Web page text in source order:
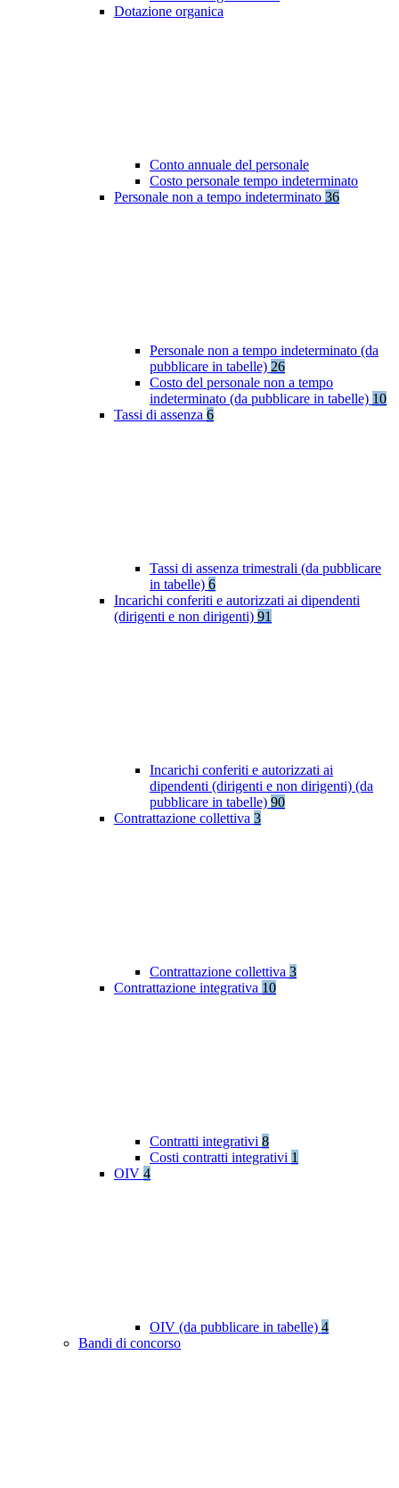
Dotazione organica
Conto annuale del personale
Costo personale tempo indeterminato
Personale non a tempo indeterminato 36
Personale non a tempo indeterminato (da
pubblicare in tabelle) 26
Costo del personale non a tempo
indeterminato (da pubblicare in tabelle) 10
Tassi di assenza 6
Tassi di assenza trimestrali (da pubblicare
in tabelle) 6
Incarichi conferiti e autorizzati ai dipendenti
(dirigenti e non dirigenti) 91
Incarichi conferiti e autorizzati ai
dipendenti (dirigenti e non dirigenti) (da
pubblicare in tabelle) 90
Contrattazione collettiva 3
Contrattazione collettiva 3
Contrattazione integrativa 10
Contratti integrativi 8
Costi contratti integrativi 1
OIV 4
OIV (da pubblicare in tabelle) 4
Bandi di concorso